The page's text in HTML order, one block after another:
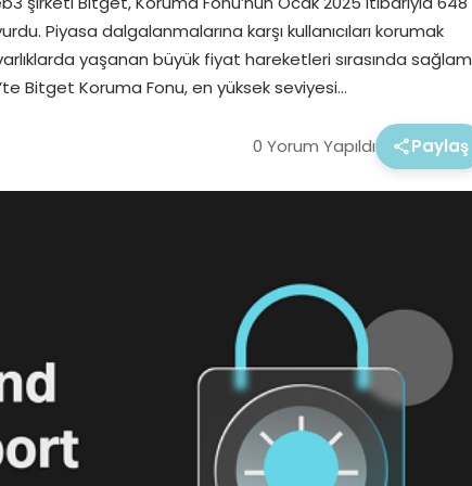
Piyasa dalgalanmalarına karşı kullanıcıları korumak
yaşanan büyük fiyat hareketleri sırasında sağlam
Bitget Koruma Fonu, en yüksek seviyesi…
0 Yorum Yapıldı Paylaş